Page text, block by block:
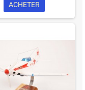
ACHETER